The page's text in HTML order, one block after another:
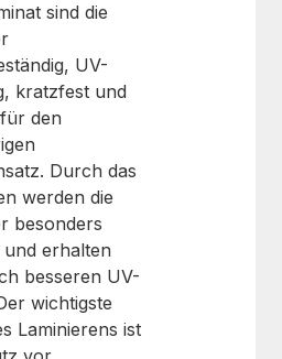
sind die
UV-
kratzfest und
den
Durch das
werden die
besonders
erhalten
besseren UV-
wichtigste
Laminierens ist